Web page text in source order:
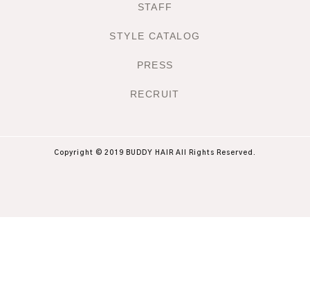
STAFF
STYLE CATALOG
PRESS
RECRUIT
Copyright © 2019 BUDDY HAIR All Rights Reserved.